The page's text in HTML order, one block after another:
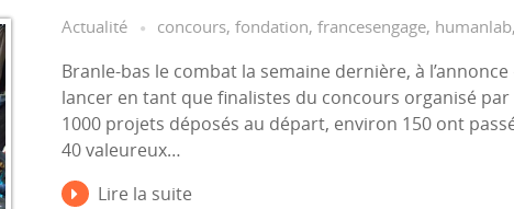
Actualité concours,fondation,francesengage, humanlab
Branle-bas le combat la semaine dernière, à
lancer en tant que finalistes du concours organisé par
1000 projets déposés au départ, environ 150 ont
40 valeureux…
Lire la suite